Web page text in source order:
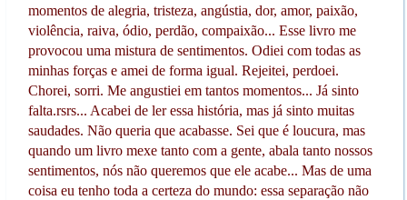
momentos de alegria, tristeza, angústia, dor, amor, paixão,
violência, raiva, ódio, perdão, compaixão... Esse livro me
provocou uma mistura de sentimentos. Odiei com todas as
minhas forças e amei de forma igual. Rejeitei, perdoei.
Chorei, sorri. Me angustiei em tantos momentos... Já sinto
falta.rsrs... Acabei de ler essa história, mas já sinto muitas
saudades. Não queria que acabasse. Sei que é loucura, mas
quando um livro mexe tanto com a gente, abala tanto nossos
sentimentos, nós não queremos que ele acabe... Mas de uma
coisa eu tenho toda a certeza do mundo: essa separação não